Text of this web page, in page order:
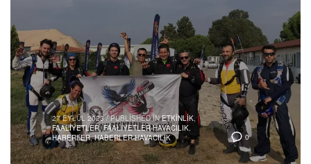
0
27 EYLÜL 2023 / PUBLISHED IN ETKINLIK,
FAALIYETLER,FAALIYETLER-HAVACILIK,
HABERLER,HABERLER-HAVACILIK